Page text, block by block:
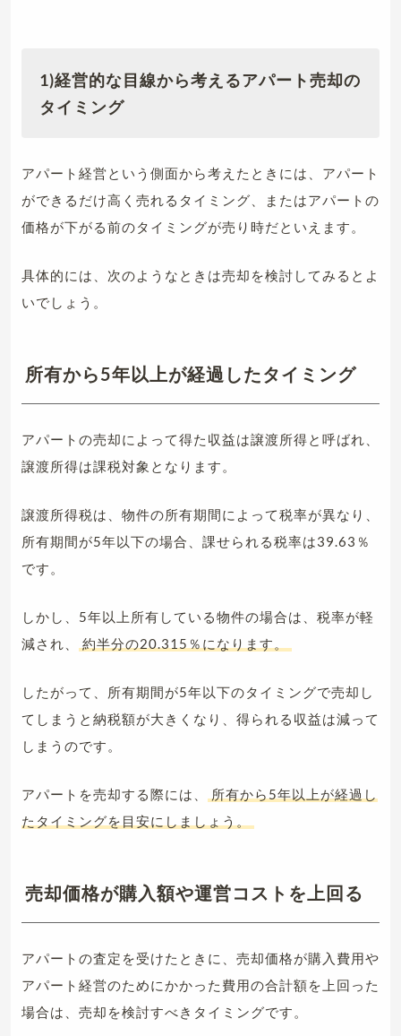
1)経営的な目線から考えるアパート売却の
タイミング
アパート経営という側面から考えたときには、アパート
ができるだけ高く売れるタイミング、またはアパートの
価格が下がる前のタイミングが売り時だといえます。
具体的には、次のようなときは売却を検討してみるとよ
いでしょう。
所有から5年以上が経過したタイミング
アパートの売却によって得た収益は譲渡所得と呼ばれ、
譲渡所得は課税対象となります。
譲渡所得税は、物件の所有期間によって税率が異なり、
所有期間が5年以下の場合、課せられる税率は39.63％
です。
しかし、5年以上所有している物件の場合は、税率が軽
減され、
約半分の20.315％になります。
したがって、所有期間が5年以下のタイミングで売却し
てしまうと納税額が大きくなり、得られる収益は減って
しまうのです。
アパートを売却する際には、
所有から5年以上が経過し
たタイミングを目安にしましょう。
売却価格が購入額や運営コストを上回る
アパートの査定を受けたときに、売却価格が購入費用や
アパート経営のためにかかった費用の合計額を上回った
場合は、売却を検討すべきタイミングです。